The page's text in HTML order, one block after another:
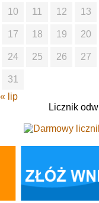
10 11 12 13
17 18 19 20
24 25 26 27
31
« lip
Licznik